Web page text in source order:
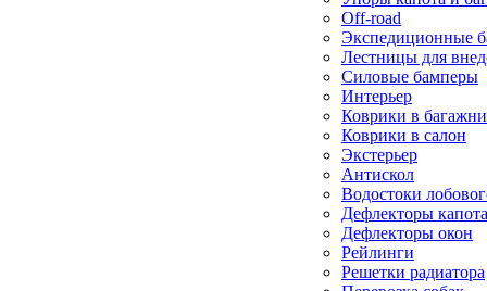
Off-road
Экспедиционные
Лестницы для
Силовые бамперы
Интерьер
Коврики в
Коврики в салон
Экстерьер
Антискол
Водостоки
Дефлекторы капота
Дефлекторы окон
Рейлинги
Решетки радиатора